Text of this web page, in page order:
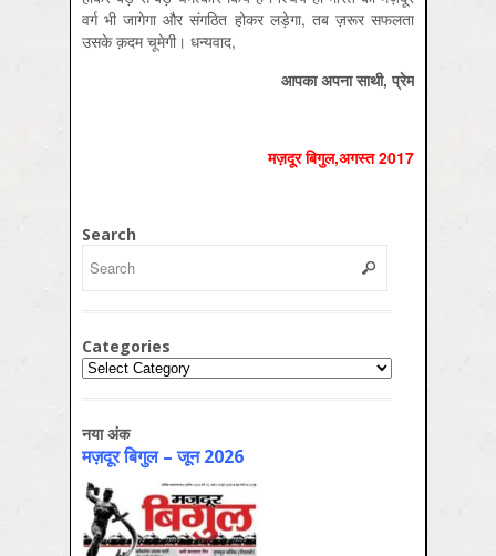
वर्ग भी जागेगा और संगठित होकर लड़ेगा, तब ज़रूर सफलता
उसके क़दम चूमेगी। धन्यवाद,
आपका अपना साथी, प्रेम
मज़दूर बिगुल,अगस्त 2017
Search
Categories
Categories
नया अंक
मज़दूर बिगुल – जून 2026